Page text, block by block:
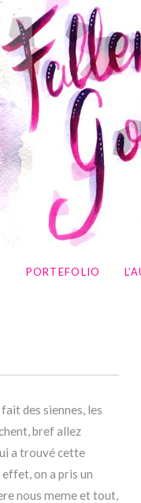
PORTEFOLIO
des siennes, les
bref allez
a trouvé cette
on a pris un
nous meme et tout,